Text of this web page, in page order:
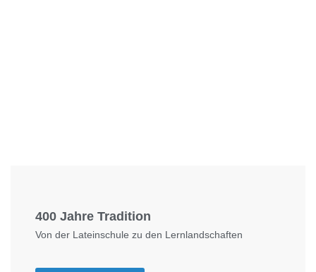
400 Jahre Tradition
Von der Lateinschule zu den Lernlandschaften